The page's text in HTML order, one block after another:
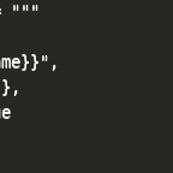
"""